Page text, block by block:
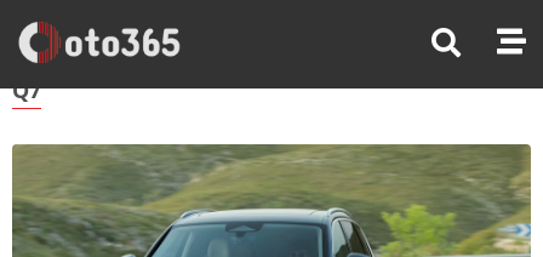
Trang Chủ Q7
Q7